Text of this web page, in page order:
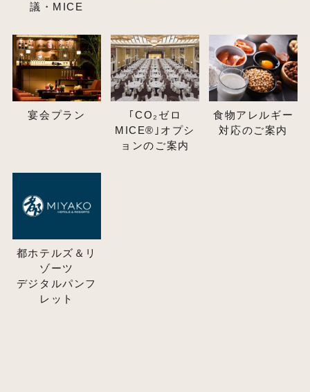
議・MICE
宴会プラン
｢CO₂ゼロ
MICE®｣オプシ
ョンのご案内
食物アレルギー
対応のご案内
都ホテルズ＆リ
ゾーツ
デジタルパンフ
レット